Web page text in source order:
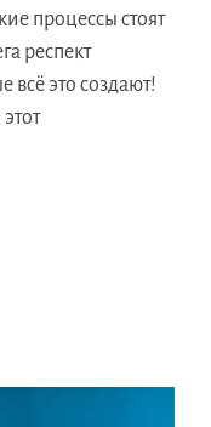
процессы стоят
респект
всё это создают!